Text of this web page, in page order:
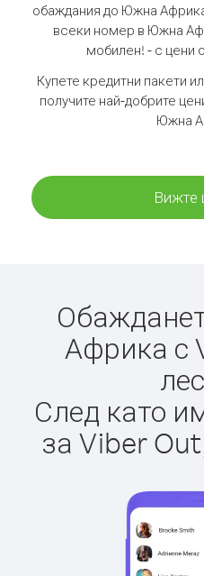
обаждания до Южна
всеки номер в Южна
мобилен! - с цени
Купете кредитни пакети
получите най-добрите
Южна
Вижте
Африка с
След като
за Viber